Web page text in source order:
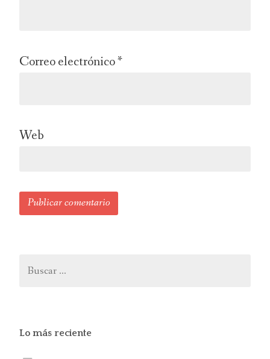
Correo electrónico*
Web
Buscar:
Lo más reciente